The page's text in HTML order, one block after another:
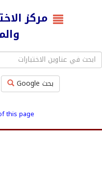
مركز
بحث Google
this page